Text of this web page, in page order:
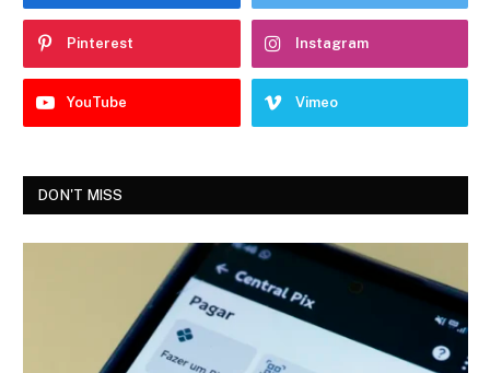
Pinterest Instagram
YouTube Vimeo
DON'T MISS